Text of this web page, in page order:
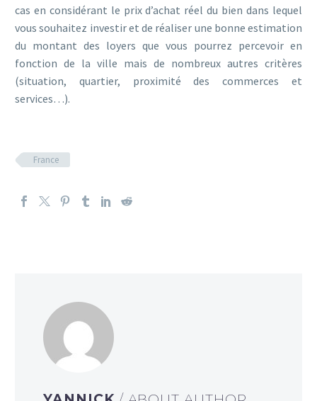
cas en considérant le prix d’achat réel du bien dans lequel
vous souhaitez investir et de réaliser une bonne estimation
du montant des loyers que vous pourrez percevoir en
fonction de la ville mais de nombreux autres critères
(situation, quartier, proximité des commerces et
services…).
France